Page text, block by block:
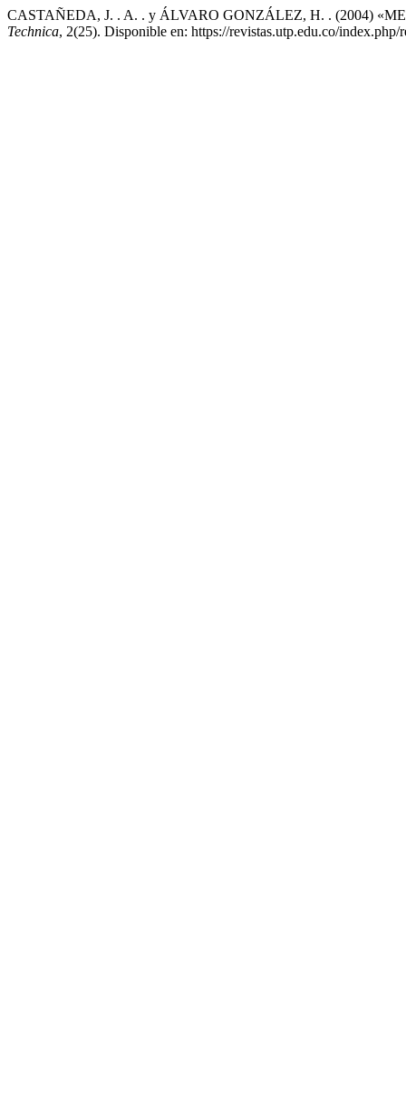
CASTAÑEDA, J. . A. . y ÁLVARO GONZÁLEZ, H. . (2004)
Technica, 2(25). Disponible en: https://revistas.utp.edu.co/